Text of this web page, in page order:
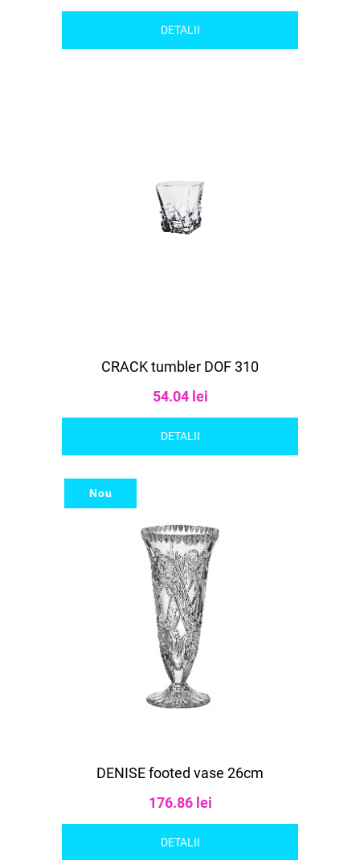
DETALII
CRACK tumbler DOF 310
54.04 lei
DETALII
DENISE footed vase 26cm
176.86 lei
DETALII
Nou